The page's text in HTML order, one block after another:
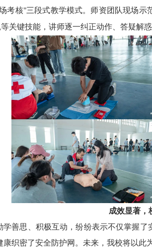
考核"三段式教学模式。师资团队现场示
关键技能，讲师逐一纠正动作、答疑解
成效显著，
善思、积极互动，纷纷表示不仅掌握
康织密了安全防护网。未来，我校将以此